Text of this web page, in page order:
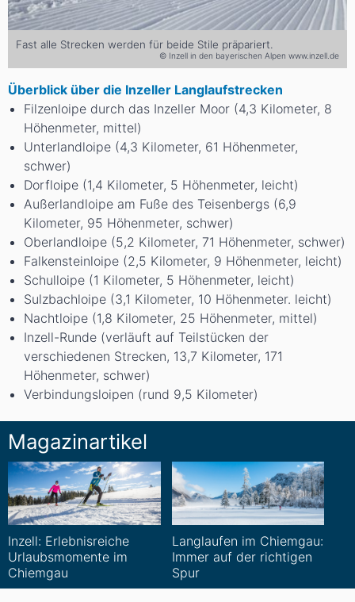
Fast alle Strecken werden für beide Stile präpariert.
© Inzell in den bayerischen Alpen www.inzell.de
Überblick über die Inzeller Langlaufstrecken
Filzenloipe durch das Inzeller Moor (4,3 Kilometer, 8
Höhenmeter, mittel)
Unterlandloipe (4,3 Kilometer, 61 Höhenmeter,
schwer)
Dorfloipe (1,4 Kilometer, 5 Höhenmeter, leicht)
Außerlandloipe am Fuße des Teisenbergs (6,9
Kilometer, 95 Höhenmeter, schwer)
Oberlandloipe (5,2 Kilometer, 71 Höhenmeter, schwer)
Falkensteinloipe (2,5 Kilometer, 9 Höhenmeter, leicht)
Schulloipe (1 Kilometer, 5 Höhenmeter, leicht)
Sulzbachloipe (3,1 Kilometer, 10 Höhenmeter. leicht)
Nachtloipe (1,8 Kilometer, 25 Höhenmeter, mittel)
Inzell-Runde (verläuft auf Teilstücken der
verschiedenen Strecken, 13,7 Kilometer, 171
Höhenmeter, schwer)
Verbindungsloipen (rund 9,5 Kilometer)
Magazinartikel
Inzell: Erlebnisreiche
Urlaubsmomente im
Chiemgau
Langlaufen im Chiemgau:
Immer auf der richtigen
Spur